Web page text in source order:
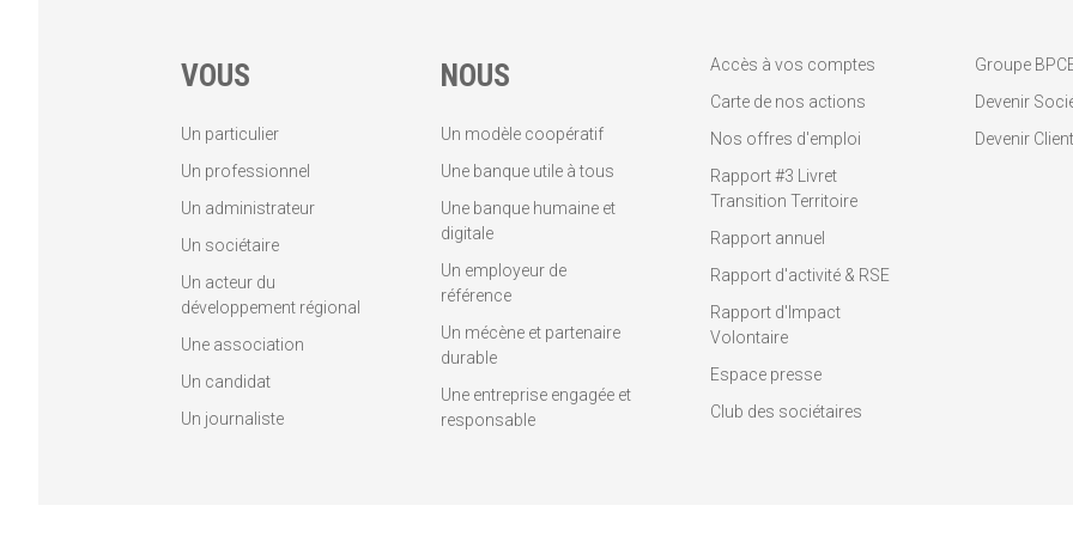
VOUS
Un particulier
Un professionnel
Un administrateur
Un sociétaire
Un acteur du
développement régional
Une association
Un candidat
Un journaliste
NOUS
Un modèle coopératif
Une banque utile à tous
Une banque humaine et
digitale
Un employeur de
référence
Un mécène et partenaire
durable
Une entreprise engagée et
responsable
Accès à vos comptes
Carte de nos actions
Nos offres d'emploi
Rapport #3 Livret
Transition Territoire
Rapport annuel
Rapport d'activité & RSE
Rapport d'Impact
Volontaire
Espace presse
Club des sociétaires
Groupe
Devenir
Devenir Client